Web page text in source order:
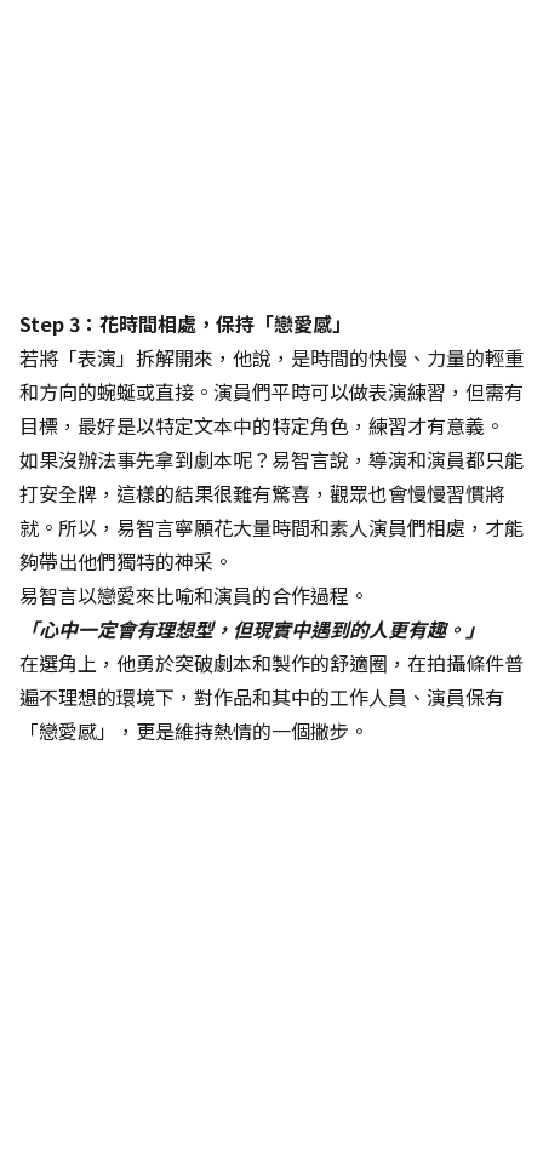
Step 3：花時間相處，保持「戀愛感」
若將「表演」拆解開來，他說，是時間的快慢、力量的輕重
和方向的蜿蜒或直接。演員們平時可以做表演練習，但需有
目標，最好是以特定文本中的特定角色，練習才有意義。
如果沒辦法事先拿到劇本呢？易智言說，導演和演員都只能
打安全牌，這樣的結果很難有驚喜，觀眾也會慢慢習慣將
就。所以，易智言寧願花大量時間和素人演員們相處，才能
夠帶出他們獨特的神采。
易智言以戀愛來比喻和演員的合作過程。
「心中一定會有理想型，但現實中遇到的人更有趣。」
在選角上，他勇於突破劇本和製作的舒適圈，在拍攝條件普
遍不理想的環境下，對作品和其中的工作人員、演員保有
「戀愛感」，更是維持熱情的一個撇步。